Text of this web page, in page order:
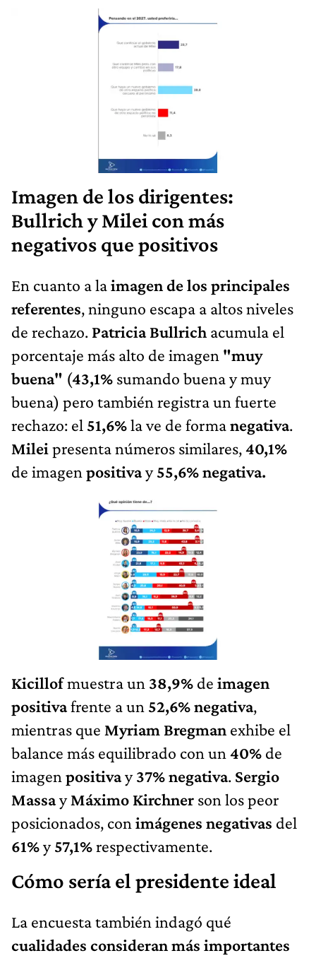
Imagen de los dirigentes:
Bullrich y Milei con más
negativos que positivos
En cuanto a laimagen de los principales
referentes, ninguno escapa a altos niveles
de rechazo. Patricia Bullrich acumula el
porcentaje más alto de imagen "muy
buena" (43,1% sumando buena y muy
buena) pero también registra un fuerte
rechazo: el 51,6%la ve de formanegativa.
Milei presenta números similares,40,1%
de imagen positivay55,6% negativa.
Kicillofmuestra un 38,9% de imagen
positivafrente a un 52,6% negativa,
mientras que Myriam Bregman exhibe el
balance más equilibrado con un 40% de
imagen positivay37% negativa. Sergio
MassayMáximo Kirchner son los peor
posicionados, con imágenes negativas del
61%y57,1%respectivamente.
Cómo sería el presidente ideal
La encuesta también indagó qué
cualidades consideran más importantes